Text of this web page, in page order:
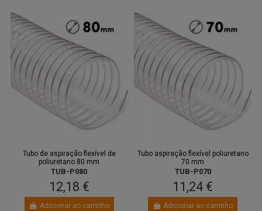
Tubo de aspiração flexível de
poliuretano 80 mm
TUB-P080
12,18 €
Adicionar ao carrinho
Tubo aspiração flexível poliuretano
70 mm
TUB-P070
11,24 €
Adicionar ao carrinho